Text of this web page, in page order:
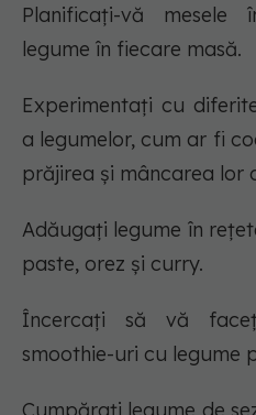
Planificați-vă
legume în fiecare masă.
Experimentați cu
a legumelor, cum ar fi
prăjirea și mâncarea lor
Adăugați legume în
paste, orez și curry.
Încercați să vă
smoothie-uri cu legume
Cumpărați legume de